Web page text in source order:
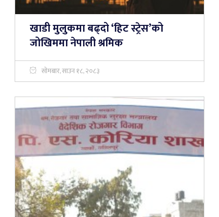
खाडी मुलुकमा बढ्दो ‘हिट स्ट्रेस’को
जोखिममा नेपाली श्रमिक
सोमबार, साउन १८, २०८३